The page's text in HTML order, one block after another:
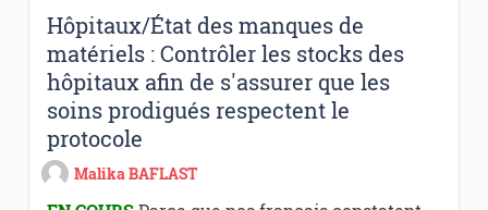
Hôpitaux/État des manques de
matériels : Contrôler les stocks des
hôpitaux afin de s'assurer que les
soins prodigués respectent le
protocole
Malika BAFLAST